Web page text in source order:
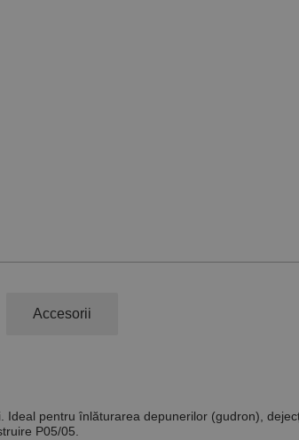
Accesorii
Ideal pentru înlăturarea depunerilor (gudron),
P05/05.